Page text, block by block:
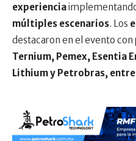
experiencia
múltiples escenarios. Los
destacaron en el evento con
Ternium, Pemex, Esentia
Lithium y Petrobras,